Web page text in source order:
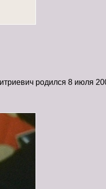
родился 8 июля